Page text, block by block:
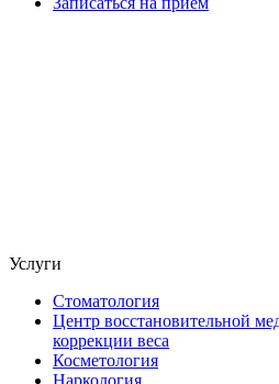
Услуги
Стоматология
Центр восстановительной
коррекции веса
Косметология
Наркология